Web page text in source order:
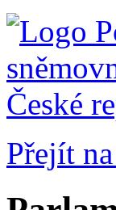
Přejít